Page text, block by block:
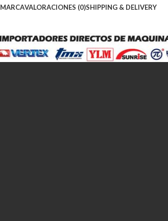
MARCAVALORACIONES (0)SHIPPING & DELIVERY